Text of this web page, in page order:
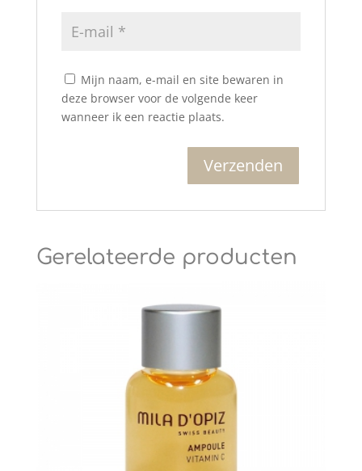
Mijn naam, e-mail en site bewaren in
deze browser voor de volgende keer
wanneer ik een reactie plaats.
Gerelateerde producten